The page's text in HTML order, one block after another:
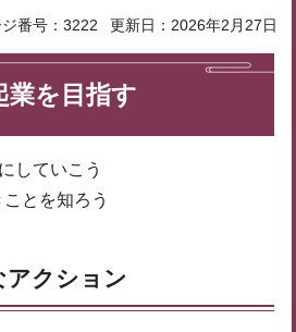
番号：3222 更新日：2026年2月27日
業を目指す
していこう
とを知ろう
アクション